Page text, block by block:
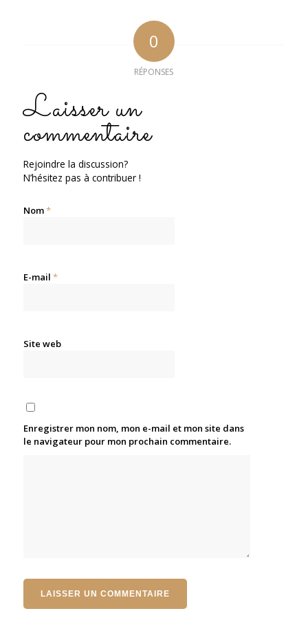
0
RÉPONSES
Laisser un
commentaire
Rejoindre la discussion?
N’hésitez pas à contribuer !
Nom*
E-mail *
Site web
Enregistrer mon nom, mon e-mail et mon site dans
le navigateur pour mon prochain commentaire.